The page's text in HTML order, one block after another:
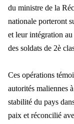
du ministre de la
nationale porteront
et leur intégration au
des soldats de 2è
Ces opérations
autorités maliennes
stabilité du pays
paix et réconcilié